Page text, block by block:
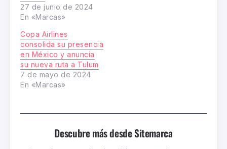
27 de junio de 2024
En «Marcas»
Copa Airlines
consolida su presencia
en México y anuncia
su nueva ruta a Tulum
7 de mayo de 2024
En «Marcas»
Descubre más desde Sitemarca